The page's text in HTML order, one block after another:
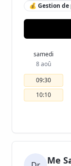
💰 Gestion
samedi
8 aoû
09:30
10:10
Me